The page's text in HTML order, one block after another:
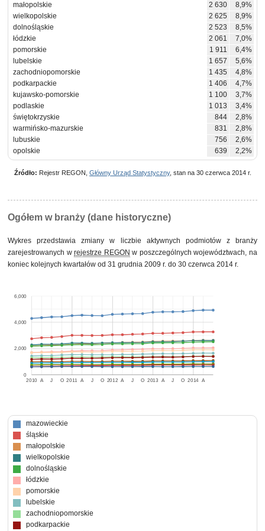
małopolskie
2 630
8,9%
wielkopolskie
2 625
8,9%
dolnośląskie
2 523
8,5%
łódzkie
2 061
7,0%
pomorskie
1 911
6,4%
lubelskie
1 657
5,6%
zachodniopomorskie
1 435
4,8%
podkarpackie
1 406
4,7%
kujawsko-pomorskie
1 100
3,7%
podlaskie
1 013
3,4%
świętokrzyskie
844
2,8%
warmińsko-mazurskie
831
2,8%
lubuskie
756
2,6%
opolskie
639 2,2%
Źródło: Rejestr REGON, Główny Urząd Statystyczny, stan na 30 czerwca 2014 r.
Ogółem w branży (dane historyczne)
Wykres przedstawia zmiany w liczbie aktywnych podmiotów z branży
zarejestrowanych wrejestrze REGON w poszczególnych województwach, na
koniec kolejnych kwartałów od 31 grudnia 2009 r. do 30 czerwca 2014 r.
2010 2011 2012 2013 2014
A J O A J O A J O A J O A
0
2,000
4,000
6,000
mazowieckie
śląskie
małopolskie
wielkopolskie
dolnośląskie
łódzkie
pomorskie
lubelskie
zachodniopomorskie
podkarpackie